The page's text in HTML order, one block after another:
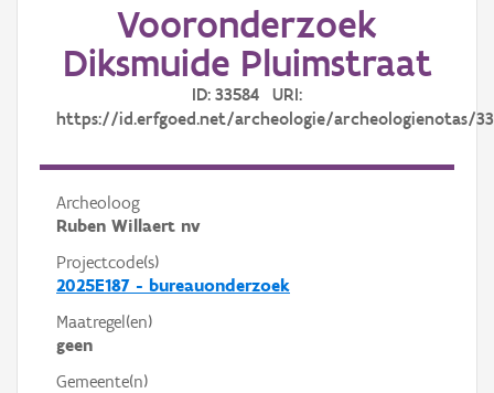
Vooronderzoek
Diksmuide Pluimstraat
ID: 33584 URI:
https://id.erfgoed.net/archeologie/archeologienotas/
Archeoloog
Ruben Willaert nv
Projectcode(s)
2025E187 - bureauonderzoek
Maatregel(en)
geen
Gemeente(n)